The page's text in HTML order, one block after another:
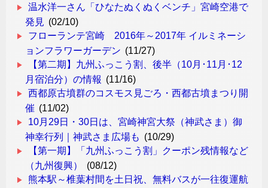
温水洋一さん「ひなたぬくぬくベンチ」宮崎空港で
発見 (02/10)
フローランテ宮崎 2016年～2017年 イルミネーシ
ョンフラワーガーデン (11/27)
【第二期】九州ふっこう割、後半（10月･11月･12
月宿泊分）の情報 (11/16)
西都原古墳群のコスモス見ごろ・西都古墳まつり開
催 (11/02)
10月29日・30日は、宮崎神宮大祭（神武さま）御
神幸行列｜神武さま広場も (10/29)
【第一期】「九州ふっこう割」クーポン残情報など
（九州復興）
(08/12)
熊本駅～椎葉村間を土日祝、無料バスが一往復運航